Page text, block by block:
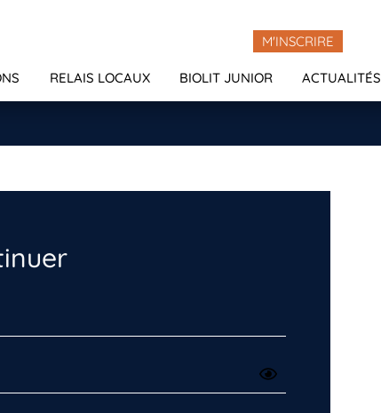
M'INSCRIRE
RELAIS LOCAUX BIOLIT JUNIOR ACTUALITÉS